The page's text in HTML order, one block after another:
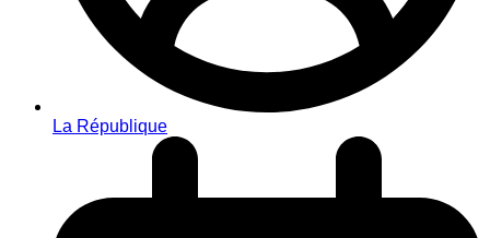
La République